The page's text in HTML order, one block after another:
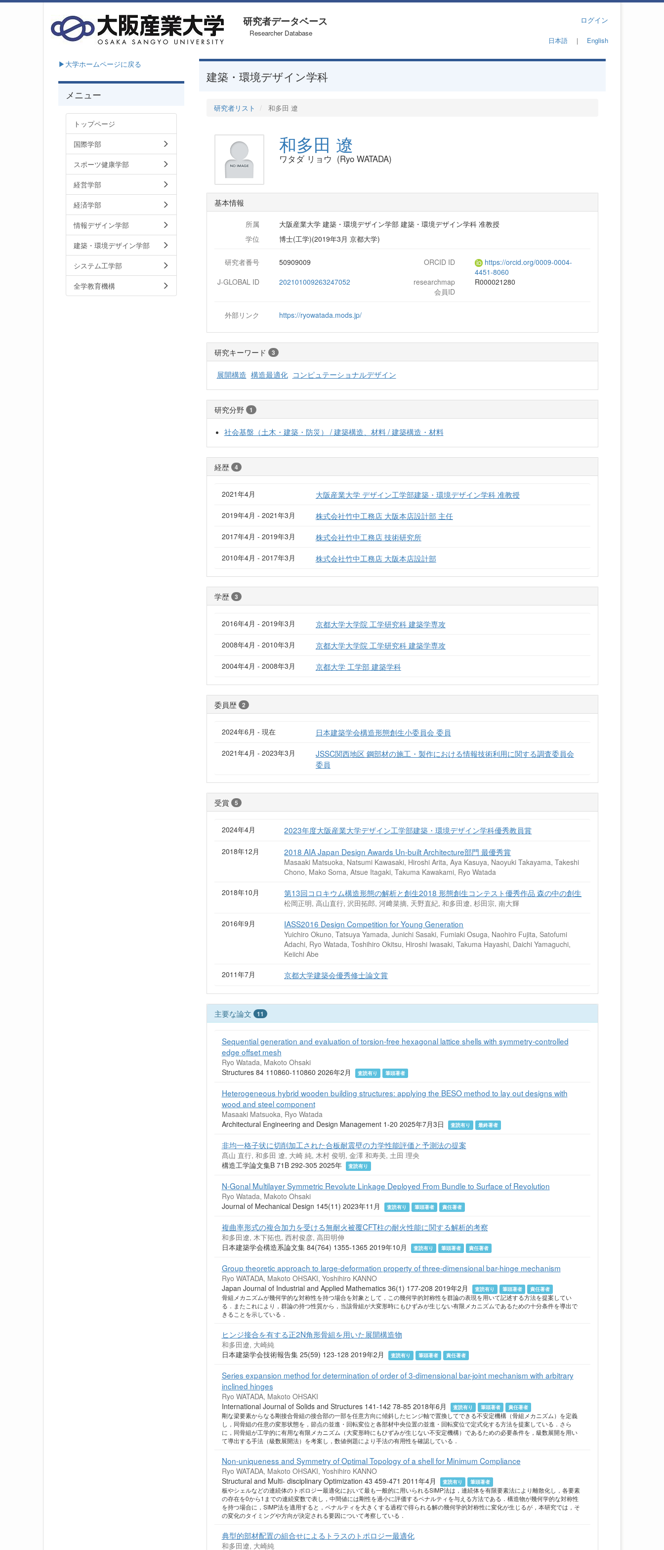
研究者データベース
Researcher Database
ログイン
日本語｜ English
建築・環境デザイン学科
研究者リスト 和多田 遼
和多田 遼
ワタダ リョウ (Ryo WATADA)
基本情報
所属
大阪産業大学 建築・環境デザイン学部 建築・環境デザイン学科 准教授
学位
博士(工学)(2019年3月 京都大学)
研究者番号 50909009 ORCID ID
https://orcid.org/0009-0004-
4451-8060
J-GLOBAL ID
202101009263247052
researchmap
会員ID
R000021280
外部リンク https://ryowatada.mods.jp/
研究キーワード 3
展開構造 構造最適化 コンピュテーショナルデザイン
研究分野 1
社会基盤（土木・建築・防災） / 建築構造、材料 / 建築構造・材料
経歴 4
2021年4月 大阪産業大学 デザイン工学部建築・環境デザイン学科 准教授
2019年4月 - 2021年3月 株式会社竹中工務店 大阪本店設計部 主任
2017年4月 - 2019年3月 株式会社竹中工務店 技術研究所
2010年4月 - 2017年3月 株式会社竹中工務店 大阪本店設計部
学歴 3
2016年4月 - 2019年3月 京都大学大学院 工学研究科 建築学専攻
2008年4月 - 2010年3月 京都大学大学院 工学研究科 建築学専攻
2004年4月 - 2008年3月 京都大学 工学部 建築学科
委員歴 2
2024年6月 - 現在 日本建築学会構造形態創生小委員会 委員
2021年4月 - 2023年3月
JSSC関西地区 鋼部材の施工・製作における情報技術利用に関する調査委員会
委員
受賞 5
2024年4月 2023年度大阪産業大学デザイン工学部建築・環境デザイン学科優秀教員賞
2018年12月 2018 AIA Japan Design Awards Un-built Architecture部門 最優秀賞
Masaaki Matsuoka, Natsumi Kawasaki, Hiroshi Arita, Aya Kasuya, Naoyuki Takayama, Takeshi
Chono, Mako Soma, Atsue Itagaki, Takuma Kawakami, Ryo Watada
2018年10月 第13回コロキウム構造形態の解析と創生2018 形態創生コンテスト優秀作品 森の中の創生
松岡正明, 高山直行, 沢田拓郎, 河﨑菜摘, 天野直紀, 和多田遼, 杉田宗, 南大輝
2016年9月 IASS2016 Design Competition for Young Generation
Yuichiro Okuno, Tatsuya Yamada, Junichi Sasaki, Fumiaki Osuga, Naohiro Fujita, Satofumi
Adachi, Ryo Watada, Toshihiro Okitsu, Hiroshi Iwasaki, Takuma Hayashi, Daichi Yamaguchi,
Keiichi Abe
2011年7月 京都大学建築会優秀修士論文賞
主要な論文 11
Sequential generation and evaluation of torsion-free hexagonal lattice shells with symmetry-controlled
edge offset mesh
Ryo Watada, Makoto Ohsaki
Structures 84 110860-110860 2026年2月
査読有り 筆頭著者
Heterogeneous hybrid wooden building structures: applying the BESO method to lay out designs with
wood and steel component
Masaaki Matsuoka, Ryo Watada
Architectural Engineering and Design Management 1-20 2025年7月3日
査読有り 最終著者
非均一格子状に切削加工された合板耐震壁の力学性能評価と予測法の提案
髙山 直行, 和多田 遼, 大崎 純, 木村 俊明, 金澤 和寿美, 土田 理央
構造工学論文集B 71B 292-305 2025年
査読有り
N-Gonal Multilayer Symmetric Revolute Linkage Deployed From Bundle to Surface of Revolution
Ryo Watada, Makoto Ohsaki
Journal of Mechanical Design 145(11) 2023年11月
査読有り 筆頭著者 責任著者
複曲率形式の複合加力を受ける無耐火被覆CFT柱の耐火性能に関する解析的考察
和多田遼, 木下拓也, 西村俊彦, 高田明伸
日本建築学会構造系論文集 84(764) 1355-1365 2019年10月
査読有り 筆頭著者 責任著者
Group theoretic approach to large-deformation property of three-dimensional bar-hinge mechanism
Ryo WATADA, Makoto OHSAKI, Yoshihiro KANNO
Japan Journal of Industrial and Applied Mathematics 36(1) 177-208 2019年2月
査読有り 筆頭著者 責任著者
骨組メカニズムが幾何学的な対称性を持つ場合を対象として，この幾何学的対称性を群論の表現を用いて記述する方法を提案してい
る．またこれにより，群論の持つ性質から，当該骨組が大変形時にもひずみが生じない有限メカニズムであるための十分条件を導出で
きることを示している．
ヒンジ接合を有する正2N角形骨組を用いた展開構造物
和多田遼, 大崎純
日本建築学会技術報告集 25(59) 123-128 2019年2月
査読有り 筆頭著者 責任著者
Series expansion method for determination of order of 3-dimensional bar-joint mechanism with arbitrary
inclined hinges
Ryo WATADA, Makoto OHSAKI
International Journal of Solids and Structures 141-142 78-85 2018年6月
査読有り 筆頭著者 責任著者
剛な梁要素からなる剛接合骨組の接合部の一部を任意方向に傾斜したヒンジ軸で置換してできる不安定機構（骨組メカニズム）を定義
し，同骨組の任意の変形状態を，節点の並進・回転変位と各部材中央位置の並進・回転変位で定式化する方法を提案している．さら
に，同骨組が工学的に有用な有限メカニズム（大変形時にもひずみが生じない不安定機構）であるための必要条件を，級数展開を用い
て導出する手法（級数展開法）を考案し，数値例題により手法の有用性を確認している．
Non-uniqueness and Symmetry of Optimal Topology of a shell for Minimum Compliance
Ryo WATADA, Makoto OHSAKI, Yoshihiro KANNO
Structural and Multi- disciplinary Optimization 43 459-471 2011年4月
査読有り 筆頭著者
板やシェルなどの連続体のトポロジー最適化において最も一般的に用いられるSIMP法は，連続体を有限要素法により離散化し，各要素
の存在を0から1までの連続変数で表し，中間値には剛性を過小に評価するペナルティを与える方法である．構造物が幾何学的な対称性
を持つ場合に，SIMP法を適用すると，ペナルティを大きくする過程で得られる解の幾何学的対称性に変化が生じるが，本研究では，そ
の変化のタイミングや方向が決定される要因について考察している．
典型的部材配置の組合せによるトラスのトポロジー最適化
和多田遼, 大崎純
▶大学ホームページに戻る
メニュー
トップページ
国際学部
スポーツ健康学部
経営学部
経済学部
情報デザイン学部
建築・環境デザイン学部
システム工学部
全学教育機構